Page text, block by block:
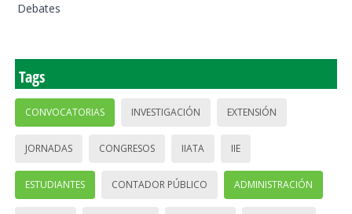
Debates
Tags
CONVOCATORIAS INVESTIGACIÓN EXTENSIÓN
JORNADAS CONGRESOS IIATA IIE
ESTUDIANTES CONTADOR PÚBLICO ADMINISTRACIÓN